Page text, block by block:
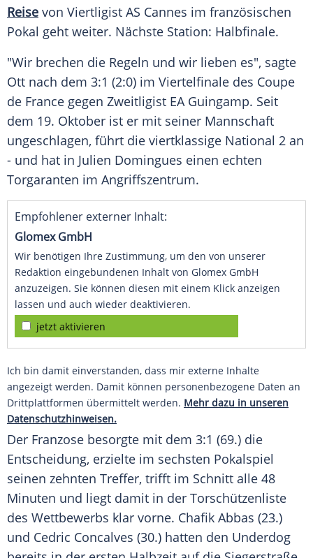
Reise von Viertligist AS Cannes im französischen
Pokal geht weiter. Nächste Station: Halbfinale.
"Wir brechen die Regeln und wir lieben es", sagte
Ott nach dem 3:1 (2:0) im Viertelfinale des Coupe
de France gegen Zweitligist EA Guingamp. Seit
dem 19. Oktober ist er mit seiner Mannschaft
ungeschlagen, führt die viertklassige National 2 an
- und hat in Julien Domingues einen echten
Torgaranten im Angriffszentrum.
Empfohlener externer Inhalt:
Glomex GmbH
Wir benötigen Ihre Zustimmung, um den von unserer
Redaktion eingebundenen Inhalt von Glomex GmbH
anzuzeigen. Sie können diesen mit einem Klick anzeigen
lassen und auch wieder deaktivieren.
jetzt aktivieren
Ich bin damit einverstanden, dass mir externe Inhalte
angezeigt werden. Damit können personenbezogene Daten an
Drittplattformen übermittelt werden. Mehr dazu in unseren
Datenschutzhinweisen.
Der Franzose besorgte mit dem 3:1 (69.) die
Entscheidung, erzielte im sechsten Pokalspiel
seinen zehnten Treffer, trifft im Schnitt alle 48
Minuten und liegt damit in der Torschützenliste
des Wettbewerbs klar vorne. Chafik Abbas (23.)
und Cedric Concalves (30.) hatten den Underdog